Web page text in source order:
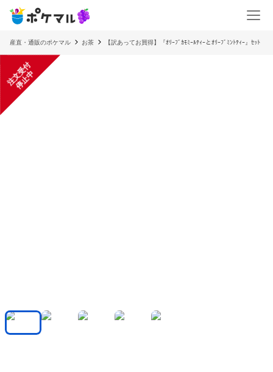
産直・通販のポケマル お茶 【訳あってお買得】『ｵﾘｰﾌﾞｶﾓﾐｰﾙﾃｨｰとｵﾘｰﾌﾞﾐﾝﾄﾃｨｰ』ｾｯﾄ
注
文
受
付
停
止
中